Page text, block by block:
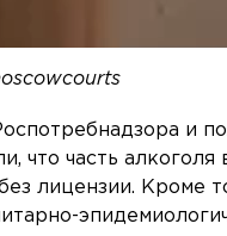
и
что часть алкоголя
лицензии. Кроме